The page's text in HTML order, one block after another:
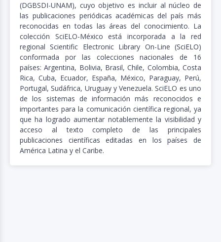
(DGBSDI-UNAM), cuyo objetivo es incluir al núcleo de
las publicaciones periódicas académicas del país más
reconocidas en todas las áreas del conocimiento. La
colección SciELO-México está incorporada a la red
regional Scientific Electronic Library On-Line (SciELO)
conformada por las colecciones nacionales de 16
países: Argentina, Bolivia, Brasil, Chile, Colombia, Costa
Rica, Cuba, Ecuador, España, México, Paraguay, Perú,
Portugal, Sudáfrica, Uruguay y Venezuela. SciELO es uno
de los sistemas de información más reconocidos e
importantes para la comunicación científica regional, ya
que ha logrado aumentar notablemente la visibilidad y
acceso al texto completo de las principales
publicaciones científicas editadas en los países de
América Latina y el Caribe.